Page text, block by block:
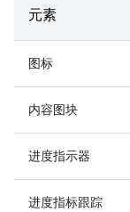
元素
图标
内容图块
进度指示器
进度指标跟踪